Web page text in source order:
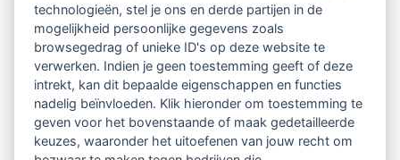
Vindbaar voor opdrachtgevers
Tijdschrift voor
Begeleidingskunde & kennisbank
Beroepsregistratie (LVSC keurmerk)
technologieën, stel je ons en derde partijen in de
mogelijkheid persoonlijke gegevens zoals
browsegedrag of unieke ID's op deze website te
verwerken. Indien je geen toestemming geeft of deze
intrekt, kan dit bepaalde eigenschappen en functies
nadelig beïnvloeden. Klik hieronder om toestemming te
geven voor het bovenstaande of maak gedetailleerde
keuzes, waaronder het uitoefenen van jouw recht om